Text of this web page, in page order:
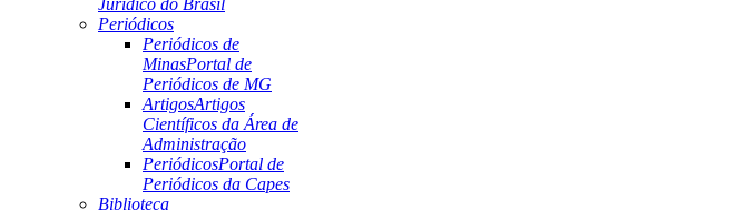
Jurídico do Brasil
Periódicos
Periódicos de
MinasPortal de
Periódicos de MG
ArtigosArtigos
Científicos da Área de
Administração
PeriódicosPortal de
Periódicos da Capes
Biblioteca